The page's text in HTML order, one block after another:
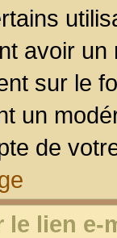
avoir
sur le
un
de
lien